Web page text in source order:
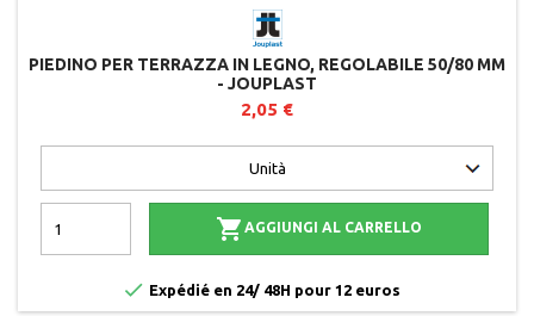
PIEDINO PER TERRAZZA IN LEGNO, REGOLABILE 50/80 MM
- JOUPLAST
2,05 €
 AGGIUNGI AL CARRELLO
 Expédié en 24/ 48H pour 12 euros